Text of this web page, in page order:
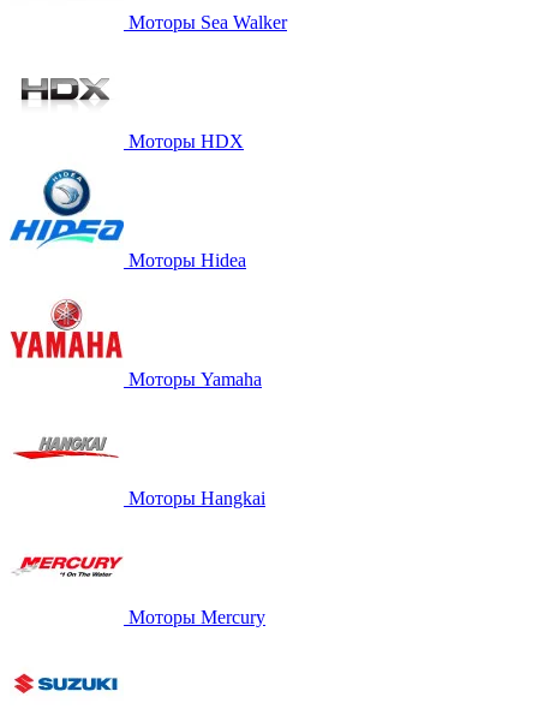
Моторы Sea Walker
Моторы HDX
Моторы Hidea
Моторы Yamaha
Моторы Hangkai
Моторы Mercury